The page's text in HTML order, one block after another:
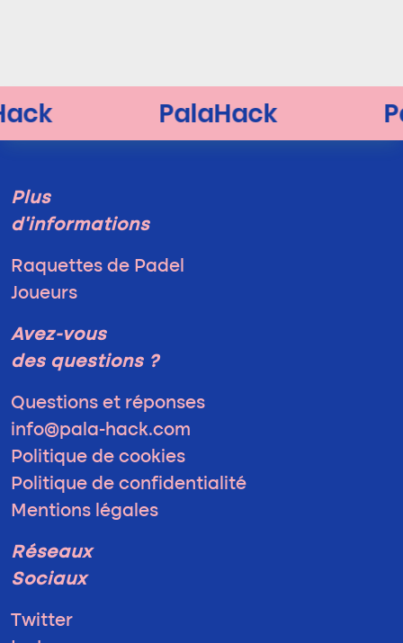
Plus
d'informations
Raquettes de Padel
Joueurs
Avez-vous
des questions ?
Questions et réponses
info@pala-hack.com
Politique de cookies
Politique de confidentialité
Mentions légales
Réseaux
Sociaux
Twitter